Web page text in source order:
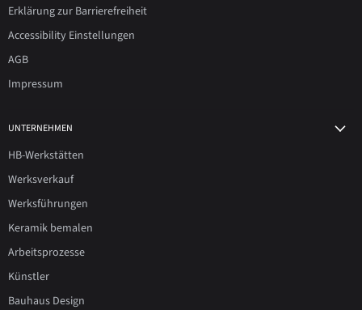
Erklärung zur Barrierefreiheit
Accessibility Einstellungen
AGB
Impressum
UNTERNEHMEN
HB-Werkstätten
Werksverkauf
Werksführungen
Keramik bemalen
Arbeitsprozesse
Künstler
Bauhaus Design